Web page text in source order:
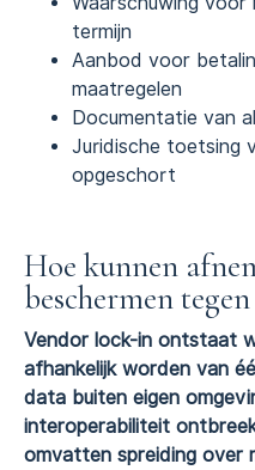
termijn
Aanbod voor
maatregelen
Documentatie van
Juridische toetsing
opgeschort
Hoe kunnen
beschermen
Vendor lock-in ontstaat
afhankelijk worden van
data buiten eigen
interoperabiliteit
omvatten spreiding over